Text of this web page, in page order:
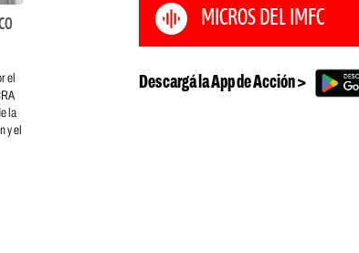
el
la
y el
MICROS DEL IMFC
Descargá la App de Acción >